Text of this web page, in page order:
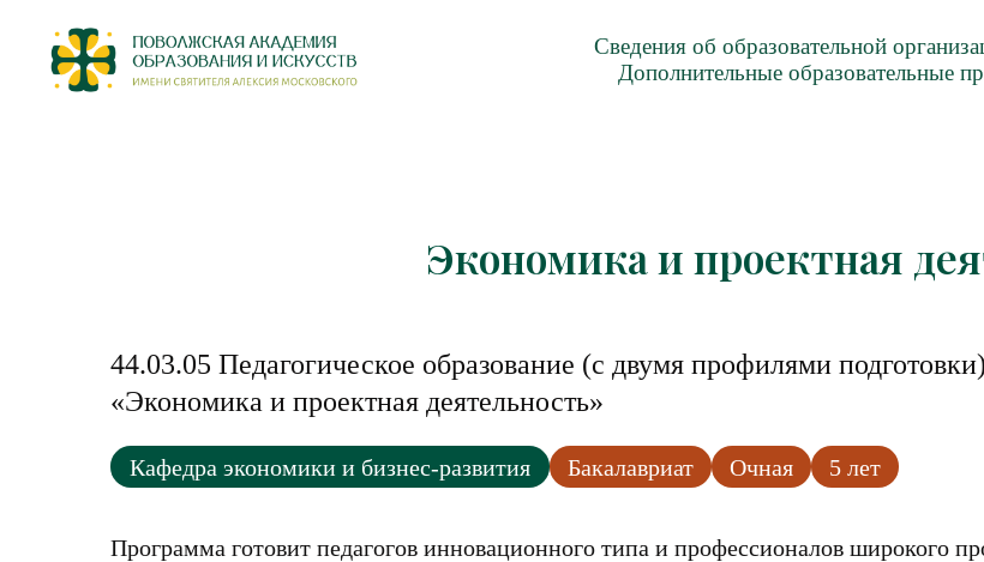
Сведения об образовательной
Дополнительные образовательные
Экономика и проектная
44.03.05 Педагогическое образование (с двумя профилями
«Экономика и проектная деятельность»
Кафедра экономики и бизнес-развития Бакалавриат Очная 5 лет
Программа готовит педагогов инновационного типа и профессионалов широкого